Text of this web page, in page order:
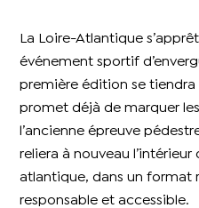
La Loire-Atlantique
événement sportif
première édition se tiendra
promet déjà de marquer
l’ancienne épreuve
reliera à nouveau l’intérieur
atlantique, dans un format
responsable et accessible.